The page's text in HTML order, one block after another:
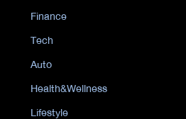
Finance
Tech
Auto
Health&Wellness
Lifestyle